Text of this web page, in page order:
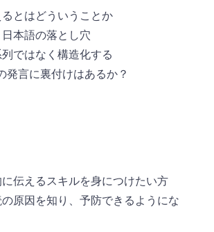
とはどういうことか
本語の落とし穴
ではなく構造化する
発言に裏付けはあるか？
に伝えるスキルを身につけたい方
の原因を知り、予防できるようにな